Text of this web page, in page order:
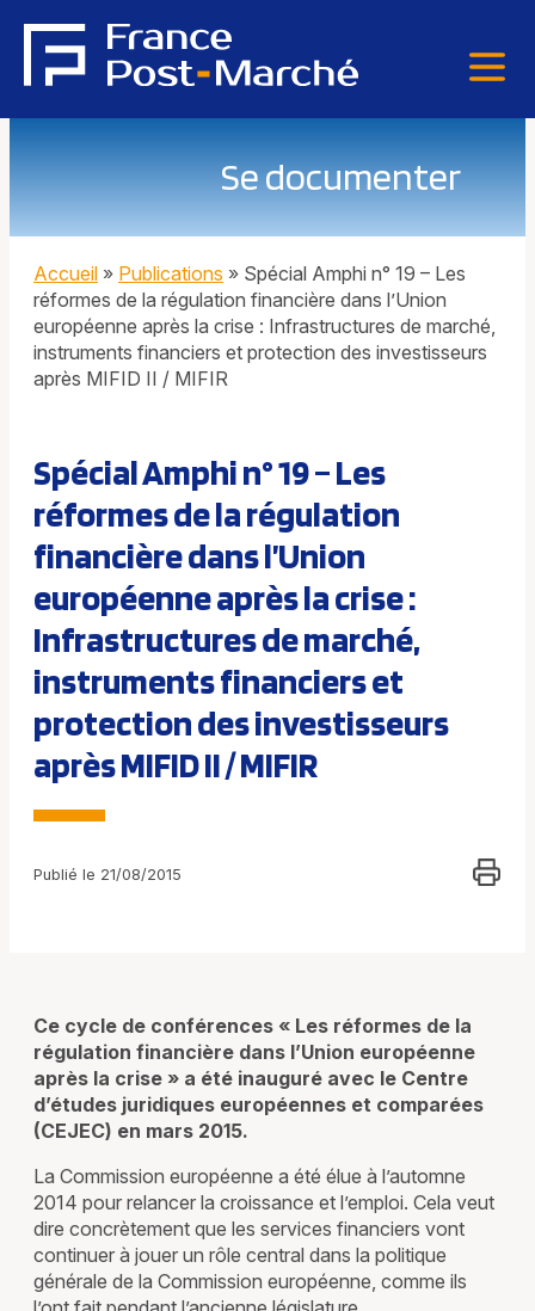
Se documenter
Accueil » Publications » Spécial Amphi n° 19 – Les
réformes de la régulation financière dans l’Union
européenne après la crise : Infrastructures de marché,
instruments financiers et protection des investisseurs
après MIFID II / MIFIR
Spécial Amphi n° 19 – Les
réformes de la régulation
financière dans l’Union
européenne après la crise :
Infrastructures de marché,
instruments financiers et
protection des investisseurs
après MIFID II / MIFIR
Publié le 21/08/2015
Ce cycle de conférences « Les réformes de la
régulation financière dans l’Union européenne
après la crise » a été inauguré avec le Centre
d’études juridiques européennes et comparées
(CEJEC) en mars 2015.
La Commission européenne a été élue à l’automne
2014 pour relancer la croissance et l’emploi. Cela veut
dire concrètement que les services financiers vont
continuer à jouer un rôle central dans la politique
générale de la Commission européenne, comme ils